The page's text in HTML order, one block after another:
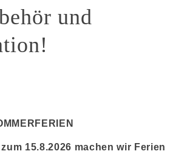
und
15.8.2026 machen wir Ferien